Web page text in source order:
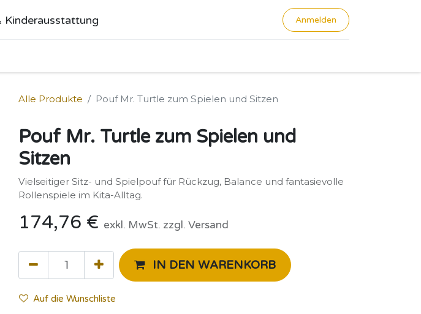
Kinderausstattung Anmelden
Alle Produkte Pouf Mr. Turtle zum Spielen und Sitzen
Pouf Mr. Turtle zum Spielen und
Sitzen
Vielseitiger Sitz- und Spielpouf für Rückzug, Balance und fantasievolle
Rollenspiele im Kita-Alltag.
174,76 € exkl. MwSt. zzgl. Versand
IN DEN WARENKORB
Auf die Wunschliste